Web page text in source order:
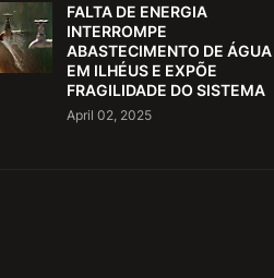
FALTA DE ENERGIA
INTERROMPE
ABASTECIMENTO DE ÁGUA
EM ILHÉUS E EXPÕE
FRAGILIDADE DO SISTEMA
April 02, 2025